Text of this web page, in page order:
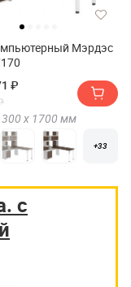
Мэрдэс
₽
х 1700 мм
+33
с